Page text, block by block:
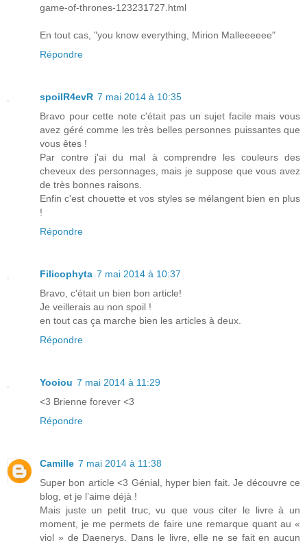
game-of-thrones-123231727.html
En tout cas, "you know everything, Mirion Malleeeeee"
Répondre
spoilR4evR 7 mai 2014 à 10:35
Bravo pour cette note c'était pas un sujet facile mais vous
avez géré comme les très belles personnes puissantes que
vous êtes !
Par contre j'ai du mal à comprendre les couleurs des
cheveux des personnages, mais je suppose que vous avez
de très bonnes raisons.
Enfin c'est chouette et vos styles se mélangent bien en plus
!
Répondre
Filicophyta 7 mai 2014 à 10:37
Bravo, c'était un bien bon article!
Je veillerais au non spoil !
en tout cas ça marche bien les articles à deux.
Répondre
Yooiou 7 mai 2014 à 11:29
<3 Brienne forever <3
Répondre
Camille 7 mai 2014 à 11:38
Super bon article <3 Génial, hyper bien fait. Je découvre ce
blog, et je l’aime déjà !
Mais juste un petit truc, vu que vous citer le livre à un
moment, je me permets de faire une remarque quant au «
viol » de Daenerys. Dans le livre, elle ne se fait en aucun